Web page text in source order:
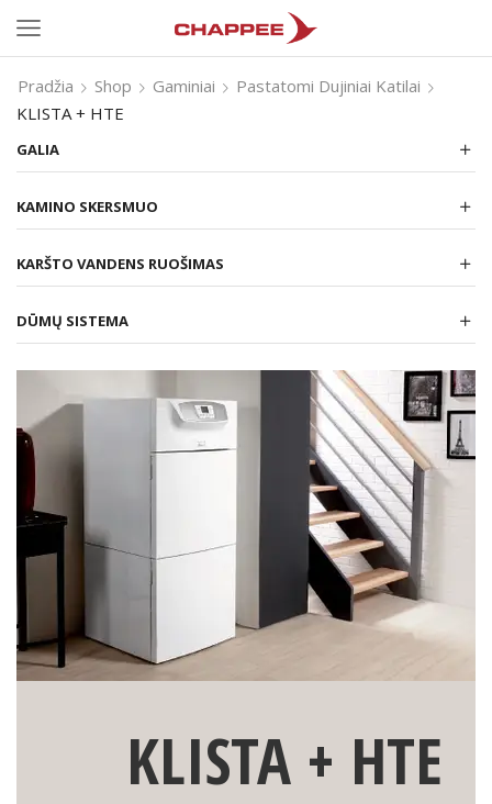
Pradžia Shop Gaminiai
Pastatomi Dujiniai Katilai
KLISTA + HTE
KLISTA + HTE
GALIA
KAMINO SKERSMUO
KARŠTO VANDENS RUOŠIMAS
DŪMŲ SISTEMA